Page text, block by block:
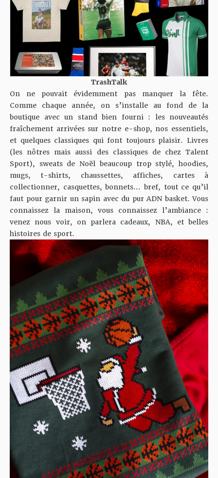
TrashTalk
On ne pouvait évidemment pas manquer la fête.
Comme chaque année, on s’installe au fond de la
boutique avec un stand bien fourni : les nouveautés
fraîchement arrivées sur notre e-shop, nos essentiels,
et quelques classiques qui font toujours plaisir. Livres
(les nôtres mais aussi des classiques de chez Talent
Sport), sweats de Noël beaucoup trop stylé, hoodies,
mugs, t-shirts, chaussettes, affiches, cartes à
collectionner, casquettes, bonnets… bref, tout ce qu’il
faut pour garnir un sapin avec du pur ADN basket. Vous
connaissez la maison, vous connaissez l’ambiance :
venez nous voir, on parlera cadeaux, NBA, et belles
histoires de sport.